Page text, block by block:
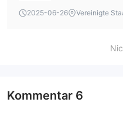
2025-06-26
Vereinigte
Kommentar 6